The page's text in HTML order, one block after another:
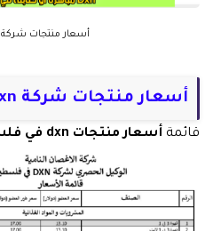
أسعار منتجات شركة dxn في الأردن
أسعار منتجات شركة dxn في فلسطين
قائمة أسعار منتجات dxn في فلسطين أخر تحديث